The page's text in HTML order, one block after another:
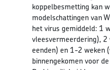
koppelbesmetting kan
modelschattingen van
het virus gemiddeld: 1
vleesvermeerdering), 2
eenden) en 1-2 weken
binnengekomen voor